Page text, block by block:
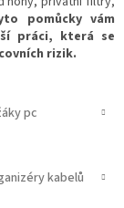
pomůcky vám
práci, která se
rizik.
pc
kabelů